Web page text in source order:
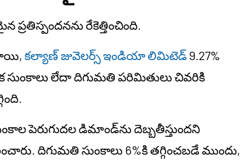
రేకెత్తించింది.
కల్యాణ్ జువెలర్స్ ఇండియా లిమిటెడ్9.27%
సుంకాలు లేదా దిగుమతి పరిమితులు చివరికి
పెరుగుదల డిమాండ్‌ను దెబ్బతీస్తుందని
దిగుమతి సుంకాలు 6%కి తగ్గించబడే ముందు,